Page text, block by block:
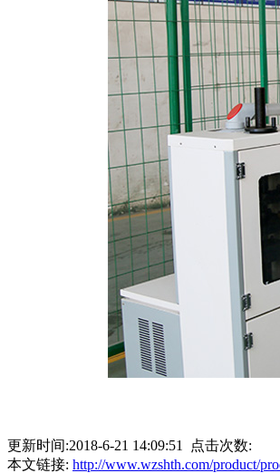
更新时间:2018-6-21 14:09:51 点击次数:
本文链接: http://www.wzshth.com/product/